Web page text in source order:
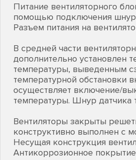
Питание вентиляторного
помощью подключения
Разъем питания на
В средней части
дополнительно установлен
температуры, выведенным
температурной обстановки
осуществляет включение/
температуры. Шнур датчика
Вентиляторы закрыты
конструктивно выполнен с
Несущая конструкция
Антикоррозионное